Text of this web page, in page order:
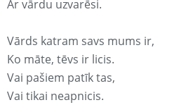
Ar vārdu uzvarēsi.
Vārds katram savs mums ir,
Ko māte, tēvs ir licis.
Vai pašiem patīk tas,
Vai tikai neapnicis.